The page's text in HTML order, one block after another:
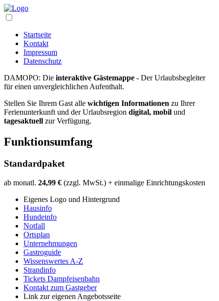
Startseite
Kontakt
Impressum
Datenschutz
DAMOPO: Die interaktive Gästemappe - Der Urlaubsbegleiter
für einen unvergleichlichen Aufenthalt.
Stellen Sie Ihrem Gast alle wichtigen Informationen zu Ihrer
Ferienunterkunft und der Urlaubsregion digital, mobil und
tagesaktuell zur Verfügung.
Funktionsumfang
Standardpaket
ab monatl. 24,99 € (zzgl. MwSt.) + einmalige Einrichtungskosten
Eigenes Logo und Hintergrund
Hausinfo
Hundeinfo
Notfall
Ortsplan
Unternehmungen
Gastroguide
Wissenswertes A-Z
Strandinfo
Tickets Dampfeisenbahn
Kontakt zum Gastgeber
Link zur eigenen Angebotsseite